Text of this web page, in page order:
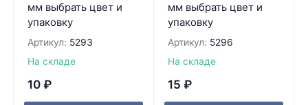
мм выбрать цвет и
упаковку
Артикул: 5293
На складе
10 ₽
мм выбрать цвет и
упаковку
Артикул: 5296
На складе
15 ₽